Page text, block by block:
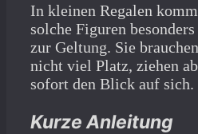
In kleinen Regalen
solche Figuren
zur Geltung. Sie brauchen
nicht viel Platz, ziehen
sofort den Blick auf sich.
Kurze Anleitung